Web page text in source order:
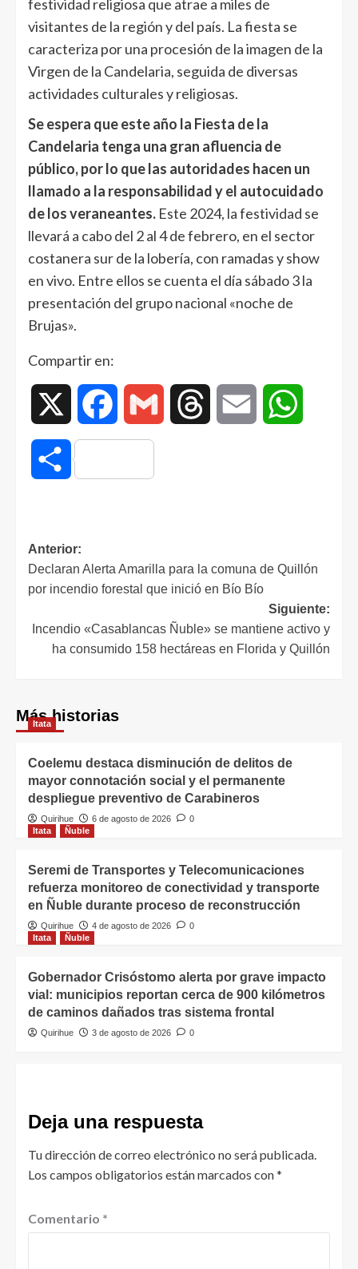
festividad religiosa que atrae a miles de
visitantes de la región y del país. La fiesta se
caracteriza por una procesión de la imagen de la
Virgen de la Candelaria, seguida de diversas
actividades culturales y religiosas.
Se espera que este año la Fiesta de la
Candelaria tenga una gran afluencia de
público, por lo que las autoridades hacen un
llamado a la responsabilidad y el autocuidado
de los veraneantes. Este 2024, la festividad se
llevará a cabo del 2 al 4 de febrero, en el sector
costanera sur de la lobería, con ramadas y show
en vivo. Entre ellos se cuenta el día sábado 3 la
presentación del grupo nacional «noche de
Brujas».
Compartir en:
Facebook Gmail Threads Email
Compartir
Anterior:
Declaran Alerta Amarilla para la comuna de Quillón
por incendio forestal que inició en Bío Bío
Siguiente:
Incendio «Casablancas Ñuble» se mantiene activo y
ha consumido 158 hectáreas en Florida y Quillón
Más historias
Itata
Coelemu destaca disminución de delitos de
mayor connotación social y el permanente
despliegue preventivo de Carabineros
Quirihue 6 de agosto de 2026
0
Itata
Ñuble
Seremi de Transportes y Telecomunicaciones
refuerza monitoreo de conectividad y transporte
en Ñuble durante proceso de reconstrucción
Quirihue 4 de agosto de 2026
0
Itata
Ñuble
Gobernador Crisóstomo alerta por grave impacto
vial: municipios reportan cerca de 900 kilómetros
de caminos dañados tras sistema frontal
Quirihue 3 de agosto de 2026 0
Deja una respuesta
Tu dirección de correo electrónico no será publicada.
Los campos obligatorios están marcados con*
Comentario *